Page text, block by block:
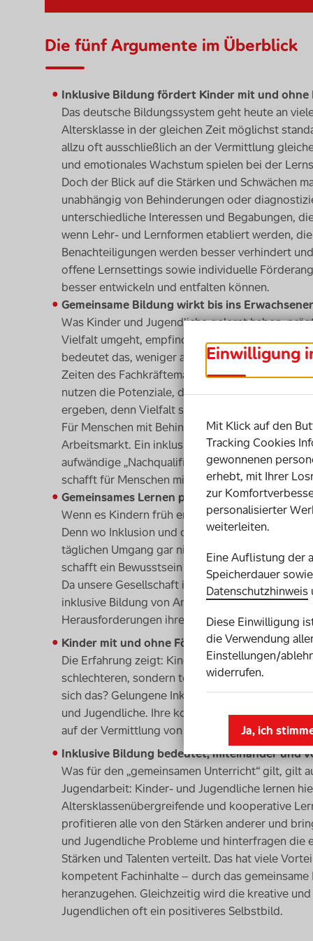
Die fünf Argumente im Überblick
Inklusive Bildung fördert Kinder mit und
Das deutsche Bildungssystem geht heute an
Altersklasse in der gleichen Zeit möglichst
allzu oft ausschließlich an der Vermittlung
und emotionales Wachstum spielen bei der
Doch der Blick auf die Stärken und Schwächen
unabhängig von Behinderungen oder
unterschiedliche Interessen und Begabungen,
wenn Lehr- und Lernformen etabliert werden,
Benachteiligungen werden besser verhindert
offene Lernsettings sowie individuelle
besser entwickeln und entfalten können.
Gemeinsame Bildung wirkt bis ins
Was Kinder und Jugendliche gelernt haben,
Vielfalt umgeht, empfindet Inklusion im
bedeutet das, weniger auf Unterschiede und
Zeiten des Fachkräftemangels spielt das auch
nutzen die Potenziale, die sich durch einen
ergeben, denn Vielfalt sorgt oft auch für neue
Für Menschen mit Behinderung ergeben sich
Arbeitsmarkt. Ein inklusiver Bildungsweg führt
aufwändige „Nachqualifizierung“ oder spätere
schafft für Menschen mit Behinderung bessere
Gemeinsames Lernen prägt das
Wenn es Kindern früh ermöglicht wird, mit
Denn wo Inklusion und der Umgang
täglichen Umgang gar nicht erst. Der
schafft ein Bewusstsein für gesellschaftliche
Da unsere Gesellschaft immer vielfältiger wird,
inklusive Bildung von Anfang an gelernt haben,
Herausforderungen ihres weiteren Lebens- und
Kinder mit und ohne Förderbedarf
Die Erfahrung zeigt: Kinder und Jugendliche
schlechteren, sondern teilweise sogar bessere
sich das? Gelungene Inklusion steigert
und Jugendliche. Ihre kognitiven Fähigkeiten
auf der Vermittlung von Werten, Einstellungen
Inklusive Bildung bedeutet, miteinander und
Was für den „gemeinsamen Unterricht“ gilt, gilt
Jugendarbeit: Kinder- und Jugendliche lernen
Altersklassenübergreifende und kooperative
profitieren alle von den Stärken anderer und
und Jugendliche Probleme und hinterfragen die
Stärken und Talenten verteilt. Das hat viele
kompetent Fachinhalte – durch das
heranzugehen. Gleichzeitig wird die kreative
Jugendlichen oft ein positiveres Selbstbild.
Einwilligung
Mit Klick auf den
Tracking Cookies
gewonnenen
erhebt, mit Ihrer
zur
personalisierter
weiterleiten.
Eine Auflistung der
Speicherdauer
Datenschutzhinweis
Diese Einwilligung
die Verwendung
Einstellungen/
widerrufen.
Ja, ich